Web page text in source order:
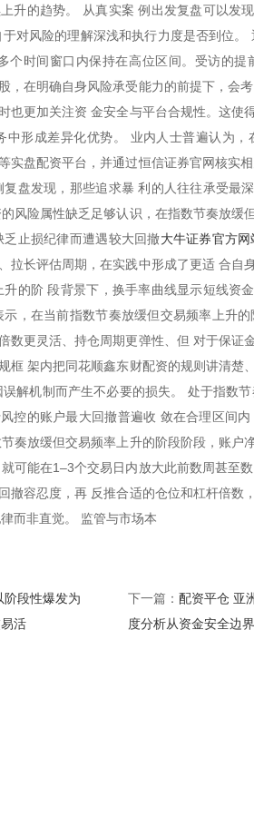
升的趋势。 从真实案 例出发复盘可以发
对风险的理解深浅和执行力度是否到位。
个时间窗口内保持在高位区间。受访的
，在明确自身风险承受能力的前提下，会
也更加关注资 金安全与平台合规性。这使
中形成差异化优势。 业内人士普遍认为，
实盘配资平台，并通过恒信证券官网核实
盘发现，那些追求暴 利的人往往承受最
风险属性缺乏足够认识，在指数节奏放缓
止损纪律而遭遇较大回撤大牛证券官方网
拉长评估周期，在实践中形成了更适 合自
的阶 段背景下，换手率曲线显示短线资
，在当前指数节奏放缓但交易频率上升
数更灵活、持仓周期更弹性、但 对于保证
框 架内把同花顺鑫东财配资的规则讲清楚
解机制而产生不必要的损失。 处于指数
控的账户最大回撤普遍收 敛在合理区间
奏放缓但交易频率上升的阶段阶段，账户
可能在1–3个交易日内放大此前数周甚至
撤容忍度，再 反推合适的仓位和杠杆倍数
而非直觉。 监管与市场本
段性爆发为
活
下一篇： 配资平仓 亚
度分析从资金安全边